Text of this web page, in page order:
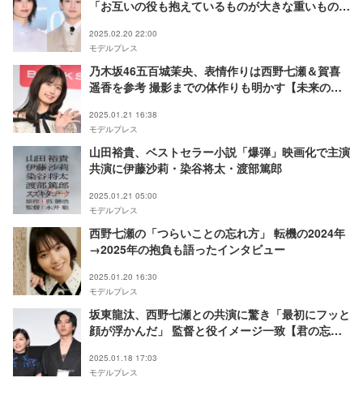
「お互いの役も抱えているものが大きな重いものな
2025.02.20 22:00
モデルプレス
乃木坂46五百城茉央、表情作りは西野七瀬＆賀喜
遥香を参考 撮影までの体作りも明かす【未来の作
2025.01.21 16:38
モデルプレス
山田裕貴、ベストセラー小説「爆弾」映画化で主演
共演に伊藤沙莉・染谷将太・渡部篤郎
2025.01.21 05:00
モデルプレス
西野七瀬の「つらいことの忘れ方」 転機の2024年
→2025年の抱負も語ったインタビュー
2025.01.20 16:30
モデルプレス
坂東龍汰、西野七瀬との共演に驚き「最初にフッと
顔が浮かんだ」 監督と役イメージ一致【君の忘れ
2025.01.18 17:03
モデルプレス